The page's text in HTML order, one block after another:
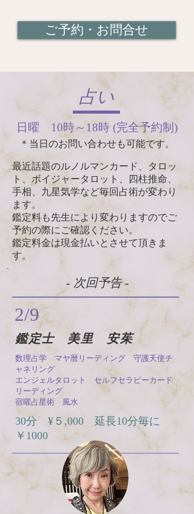
ご予約・お問合せ
占い
日曜 10時～18時 (完全予約制)
＊当日のお問い合わせも可能です。
最近話題のルノルマンカード、タロッ
ト、ボイジャータロット、四柱推命、
手相、九星気学など毎回占術が変わり
ます。
鑑定料も先生により変わりますのでご
予約の際にご確認ください。
​鑑定料金は現金払いとさせて頂きま
す。
- 次回予告 -
2/9
​鑑定士 美里 安茱
数理占学 マヤ暦リーディング 守護天使チ
ャネリング
エンジェルタロット セルフセラピーカード
リーディング
宿曜占星術 風水
​30分 ¥５,000 延長10分毎に
￥1000